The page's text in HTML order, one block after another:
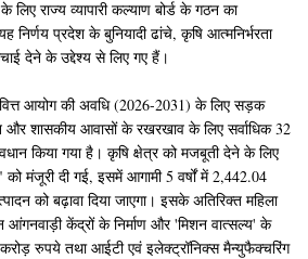
लिए राज्य व्यापारी कल्याण बोर्ड के गठन का
निर्णय प्रदेश के बुनियादी ढांचे, कृषि आत्मनिर्भरता
देने के उद्देश्य से लिए गए हैं।
आयोग की अवधि (2026-2031) के लिए सड़क
और शासकीय आवासों के रखरखाव के लिए सर्वाधिक 32
किया गया है। कृषि क्षेत्र को मजबूती देने के लिए
को मंजूरी दी गई, इसमें आगामी 5 वर्षों में 2,442.04
को बढ़ावा दिया जाएगा। इसके अतिरिक्त महिला
आंगनवाड़ी केंद्रों के निर्माण और 'मिशन वात्सल्य' के
रुपये तथा आईटी एवं इलेक्ट्रॉनिक्स मैन्युफैक्चरिंग